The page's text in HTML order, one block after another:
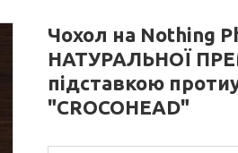
Чохол на Nothing
НАТУРАЛЬНОЇ
підставкою
"CROCOHEAD"